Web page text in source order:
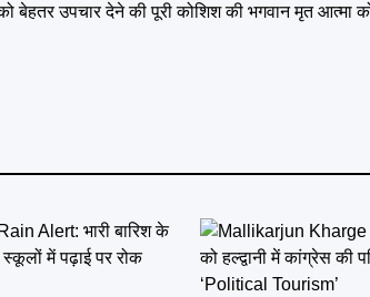
बेहतर उपचार देने की पूरी कोशिश की भगवान मृत आत्मा